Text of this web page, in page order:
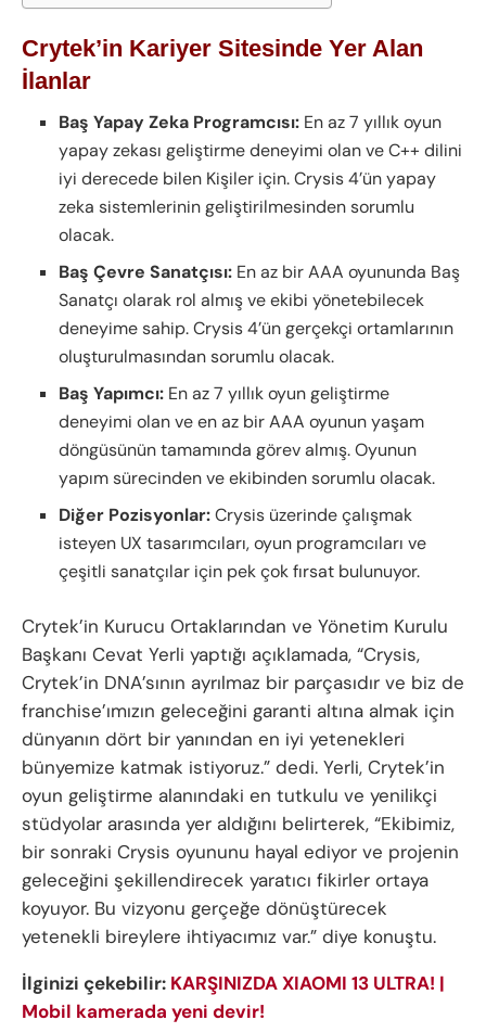
Crytek’in Kariyer Sitesinde Yer Alan
İlanlar
Baş Yapay Zeka Programcısı: En az 7 yıllık oyun
yapay zekası geliştirme deneyimi olan ve C++ dilini
iyi derecede bilen Kişiler için. Crysis 4’ün yapay
zeka sistemlerinin geliştirilmesinden sorumlu
olacak.
Baş Çevre Sanatçısı: En az bir AAA oyununda Baş
Sanatçı olarak rol almış ve ekibi yönetebilecek
deneyime sahip. Crysis 4’ün gerçekçi ortamlarının
oluşturulmasından sorumlu olacak.
Baş Yapımcı: En az 7 yıllık oyun geliştirme
deneyimi olan ve en az bir AAA oyunun yaşam
döngüsünün tamamında görev almış. Oyunun
yapım sürecinden ve ekibinden sorumlu olacak.
Diğer Pozisyonlar:Crysis üzerinde çalışmak
isteyen UX tasarımcıları, oyun programcıları ve
çeşitli sanatçılar için pek çok fırsat bulunuyor.
Crytek’in Kurucu Ortaklarından ve Yönetim Kurulu
Başkanı Cevat Yerli yaptığı açıklamada, “Crysis,
Crytek’in DNA’sının ayrılmaz bir parçasıdır ve biz de
franchise’ımızın geleceğini garanti altına almak için
dünyanın dört bir yanından en iyi yetenekleri
bünyemize katmak istiyoruz.” dedi. Yerli, Crytek’in
oyun geliştirme alanındaki en tutkulu ve yenilikçi
stüdyolar arasında yer aldığını belirterek, “Ekibimiz,
bir sonraki Crysis oyununu hayal ediyor ve projenin
geleceğini şekillendirecek yaratıcı fikirler ortaya
koyuyor. Bu vizyonu gerçeğe dönüştürecek
yetenekli bireylere ihtiyacımız var.” diye konuştu.
İlginizi çekebilir: KARŞINIZDA XIAOMI 13 ULTRA! |
Mobil kamerada yeni devir!